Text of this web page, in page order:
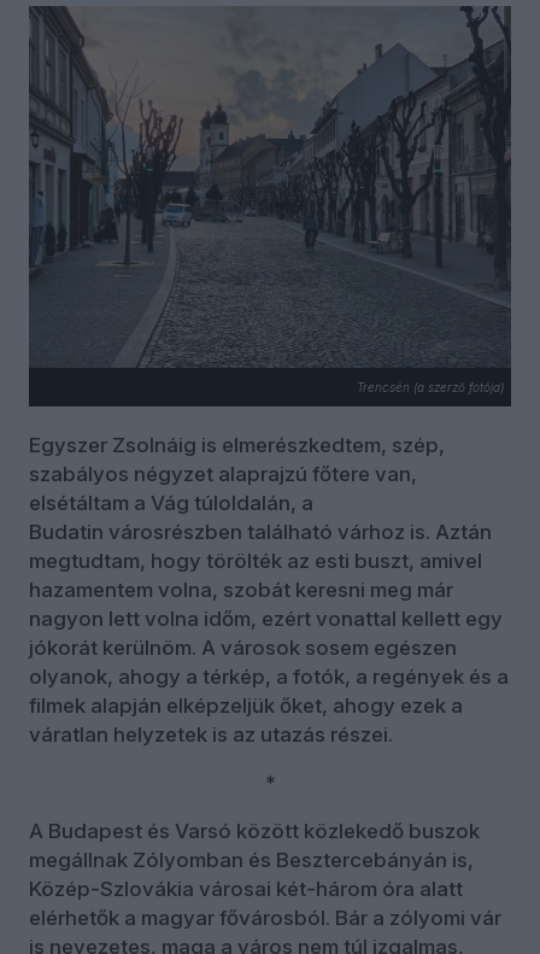
Trencsén (a szerző fotója)
Egyszer Zsolnáig is elmerészkedtem, szép,
szabályos négyzet alaprajzú főtere van,
elsétáltam a Vág túloldalán, a
Budatin városrészben található várhoz is. Aztán
megtudtam, hogy törölték az esti buszt, amivel
hazamentem volna, szobát keresni meg már
nagyon lett volna időm, ezért vonattal kellett egy
jókorát kerülnöm. A városok sosem egészen
olyanok, ahogy a térkép, a fotók, a regények és a
filmek alapján elképzeljük őket, ahogy ezek a
váratlan helyzetek is az utazás részei.
*
A Budapest és Varsó között közlekedő buszok
megállnak Zólyomban és Besztercebányán is,
Közép-Szlovákia városai két-három óra alatt
elérhetők a magyar fővárosból. Bár a zólyomi vár
is nevezetes, maga a város nem túl izgalmas,